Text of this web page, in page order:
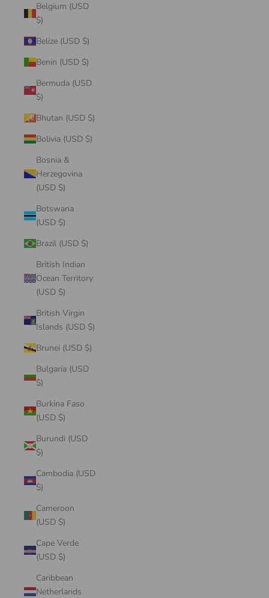
Belgium (USD
$)
Belize (USD $)
Benin (USD $)
Bermuda (USD
$)
Bhutan (USD $)
Bolivia (USD $)
Bosnia &
Herzegovina
(USD $)
Botswana
(USD $)
Brazil (USD $)
British Indian
Ocean Territory
(USD $)
British Virgin
Islands (USD $)
Brunei (USD $)
Bulgaria (USD
$)
Burkina Faso
(USD $)
Burundi (USD
$)
Cambodia (USD
$)
Cameroon
(USD $)
Cape Verde
(USD $)
Caribbean
Netherlands